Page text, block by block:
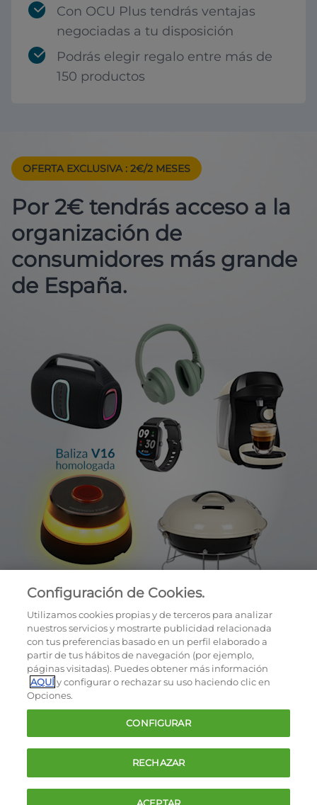
Con OCU Plus tendrás ventajas
negociadas a tu disposición
Podrás elegir regalo entre más de
150 productos
OFERTA EXCLUSIVA : 2€/2 MESES
Por 2€ tendrás acceso a la
organización de
consumidores más grande
de España.
Cookies
Política de privacidad
Términos y condiciones de la oferta
Contacto
FAQ
Configuración de Cookies.
Utilizamos cookies propias y de terceros para analizar
nuestros servicios y mostrarte publicidad relacionada
con tus preferencias basado en un perfil elaborado a
partir de tus hábitos de navegación (por ejemplo,
páginas visitadas). Puedes obtener más información
AQUÍy configurar o rechazar su uso haciendo clic en
Opciones.
CONFIGURAR
RECHAZAR